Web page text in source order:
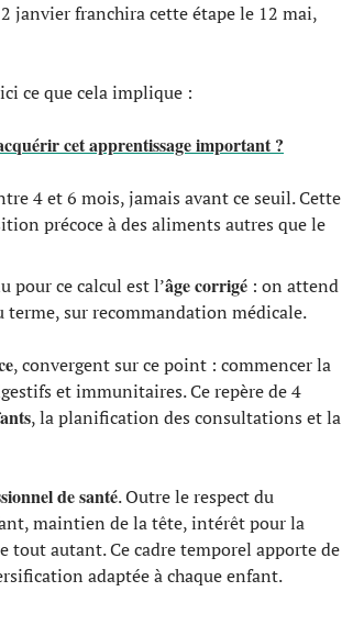
janvier franchira cette étape le 12 mai,
ce que cela implique :
cet apprentissage important ?
4 et 6 mois, jamais avant ce seuil. Cette
précoce à des aliments autres que le
pour ce calcul est l’âge corrigé : on attend
sur recommandation médicale.
, convergent sur ce point : commencer la
et immunitaires. Ce repère de 4
, la planification des consultations et la
de santé. Outre le respect du
maintien de la tête, intérêt pour la
tout autant. Ce cadre temporel apporte de
adaptée à chaque enfant.